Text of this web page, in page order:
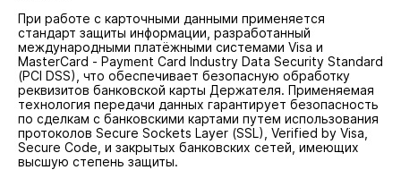
При работе с карточными данными применяется
стандарт защиты информации, разработанный
международными платёжными системами Visa и
MasterCard - Payment Card Industry Data Security Standard
(PCI DSS), что обеспечивает безопасную обработку
реквизитов банковской карты Держателя. Применяемая
технология передачи данных гарантирует безопасность
по сделкам с банковскими картами путем использования
протоколов Secure Sockets Layer (SSL), Verified by Visa,
Secure Code, и закрытых банковских сетей, имеющих
высшую степень защиты.